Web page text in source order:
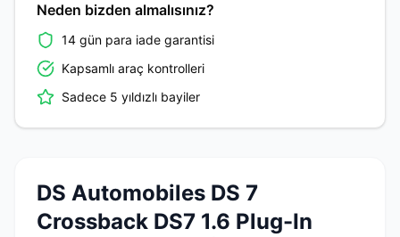
Neden bizden almalısınız?
14 gün para iade garantisi
Kapsamlı araç kontrolleri
Sadece 5 yıldızlı bayiler
DS Automobiles DS 7
Crossback DS7 1.6 Plug-In